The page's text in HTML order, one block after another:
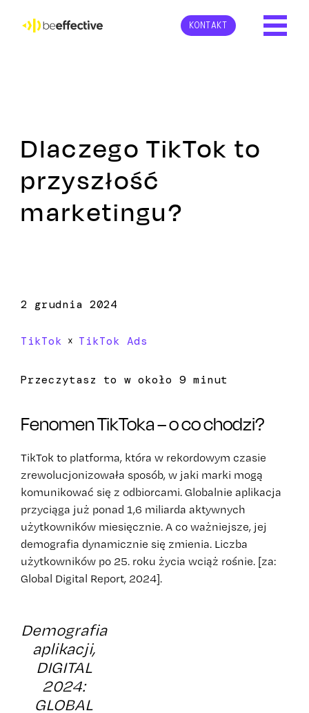
KONTAKT
Dlaczego TikTok to
przyszłość
marketingu?
2 grudnia 2024
TikTok x TikTok Ads
Przeczytasz to w około 9 minut
Fenomen TikToka – o co chodzi?
TikTok to platforma, która w rekordowym czasie
zrewolucjonizowała sposób, w jaki marki mogą
komunikować się z odbiorcami. Globalnie aplikacja
przyciąga już ponad 1,6 miliarda aktywnych
użytkowników miesięcznie. A co ważniejsze, jej
demografia dynamicznie się zmienia. Liczba
użytkowników po 25. roku życia wciąż rośnie. [za:
Global Digital Report, 2024].
Demografia
aplikacji,
DIGITAL
2024:
GLOBAL